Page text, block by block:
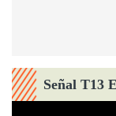
Señal T13